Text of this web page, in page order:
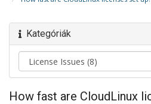
Kategóriák
How fast are CloudLinux